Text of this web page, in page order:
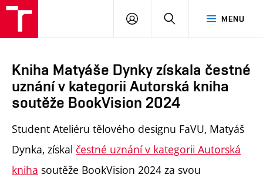
MENU
PŘIHLÁSIT
Kniha Matyáše Dynky získala čestné
uznání v kategorii Autorská kniha
soutěže BookVision 2024
Student Ateliéru tělového designu FaVU, Matyáš
Dynka, získal čestné uznání v kategorii Autorská
kniha soutěže BookVision 2024 za svou